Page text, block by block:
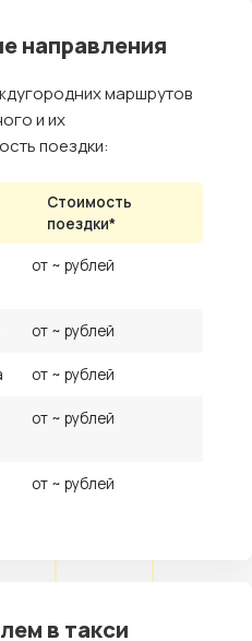
направления
маршрутов
и их
поездки:
Стоимость
поездки*
от ~ рублей
от ~ рублей
от ~ рублей
от ~ рублей
от ~ рублей
в такси